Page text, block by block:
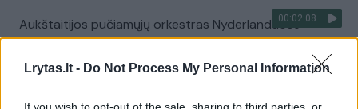
Lrytas.lt - Do Not Process My Personal Information
00:02:08
Aukštaitijos pučiamųjų orkestras Nyderlanduose
apgynė čempionų vardą
Žinios | Lietuvos diena